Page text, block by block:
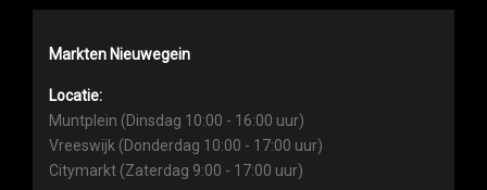
Markten Nieuwegein
Locatie:
Muntplein (Dinsdag 10:00 - 16:00 uur)
Vreeswijk (Donderdag 10:00 - 17:00 uur)
Citymarkt (Zaterdag 9:00 - 17:00 uur)